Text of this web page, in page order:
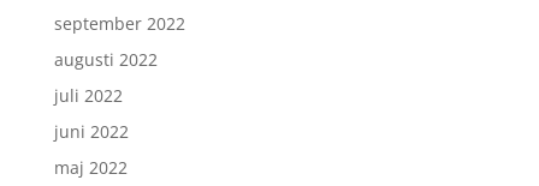
september 2022
augusti 2022
juli 2022
juni 2022
maj 2022